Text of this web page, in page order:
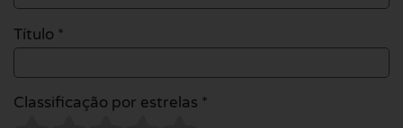
Título *
Classificação por estrelas *